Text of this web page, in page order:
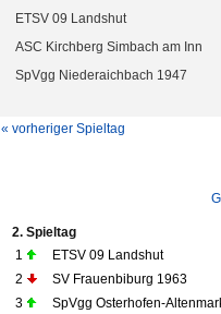
ETSV 09 Landshut
ASC Kirchberg Simbach am Inn
SpVgg Niederaichbach 1947
« vorheriger Spieltag
2. Spieltag
1
ETSV 09 Landshut
2
SV Frauenbiburg 1963
3
SpVgg Osterhofen-